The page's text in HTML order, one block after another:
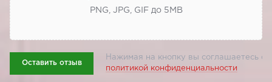
PNG, JPG, GIF до 5МВ
Оставить отзыв
Нажимая на кнопку вы соглашаетесь с
политикой конфиденциальности